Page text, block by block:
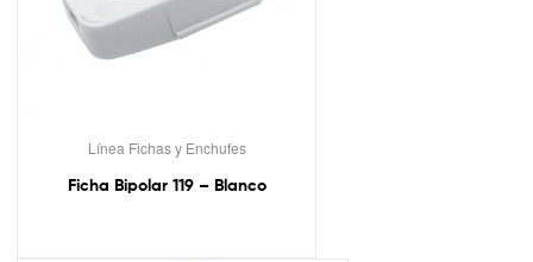
Línea Fichas y Enchufes
Ficha Bipolar 119 – Blanco